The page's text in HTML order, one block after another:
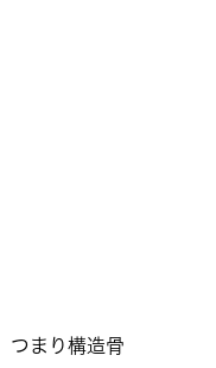
つまり構造骨